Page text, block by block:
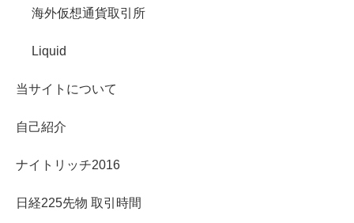
海外仮想通貨取引所
Liquid
当サイトについて
自己紹介
ナイトリッチ2016
日経225先物 取引時間